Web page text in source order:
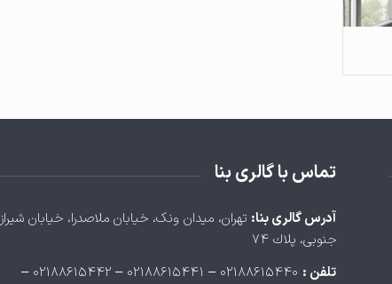
تماس با گالری بنا
آدرس گالری بنا: تهران، ميدان ونک، خيابان ملاصدرا، خيابان شيراز
جنوبی، پلاك ۷۴
تلفن :
۰۲۱۸۸۶۱۵۴۴۰ – ۰۲۱۸۸۶۱۵۴۴۱ – ۰۲۱۸۸۶۱۵۴۴۲ –